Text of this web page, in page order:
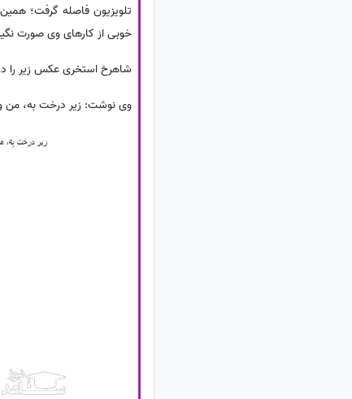
تلویزیون فاصله گرفت؛
خوبی از کارهای وی صورت
شاهرخ استخری عکس زیر
وی نوشت: زیر درخت به، من و